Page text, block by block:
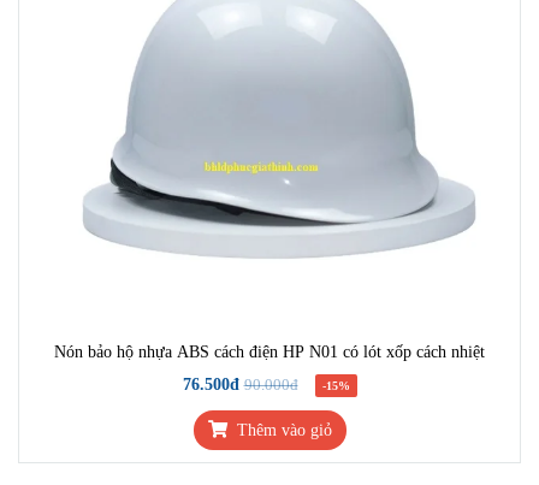
Nón bảo hộ nhựa ABS cách điện HP N01 có lót xốp cách nhiệt
76.500đ 90.000đ -15%
Thêm vào giỏ